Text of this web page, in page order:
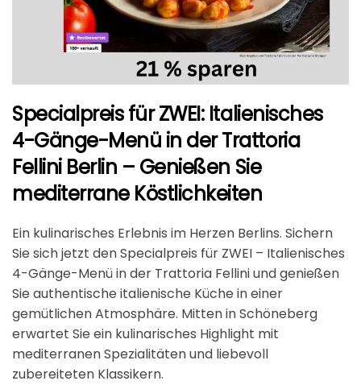
Specialpreis für ZWEI: Italienisches
4-Gänge-Menü in der Trattoria
Fellini Berlin – Genießen Sie
mediterrane Köstlichkeiten
Ein kulinarisches Erlebnis im Herzen Berlins. Sichern
Sie sich jetzt den Specialpreis für ZWEI – Italienisches
4-Gänge-Menü in der Trattoria Fellini und genießen
Sie authentische italienische Küche in einer
gemütlichen Atmosphäre. Mitten in Schöneberg
erwartet Sie ein kulinarisches Highlight mit
mediterranen Spezialitäten und liebevoll
zubereiteten Klassikern.